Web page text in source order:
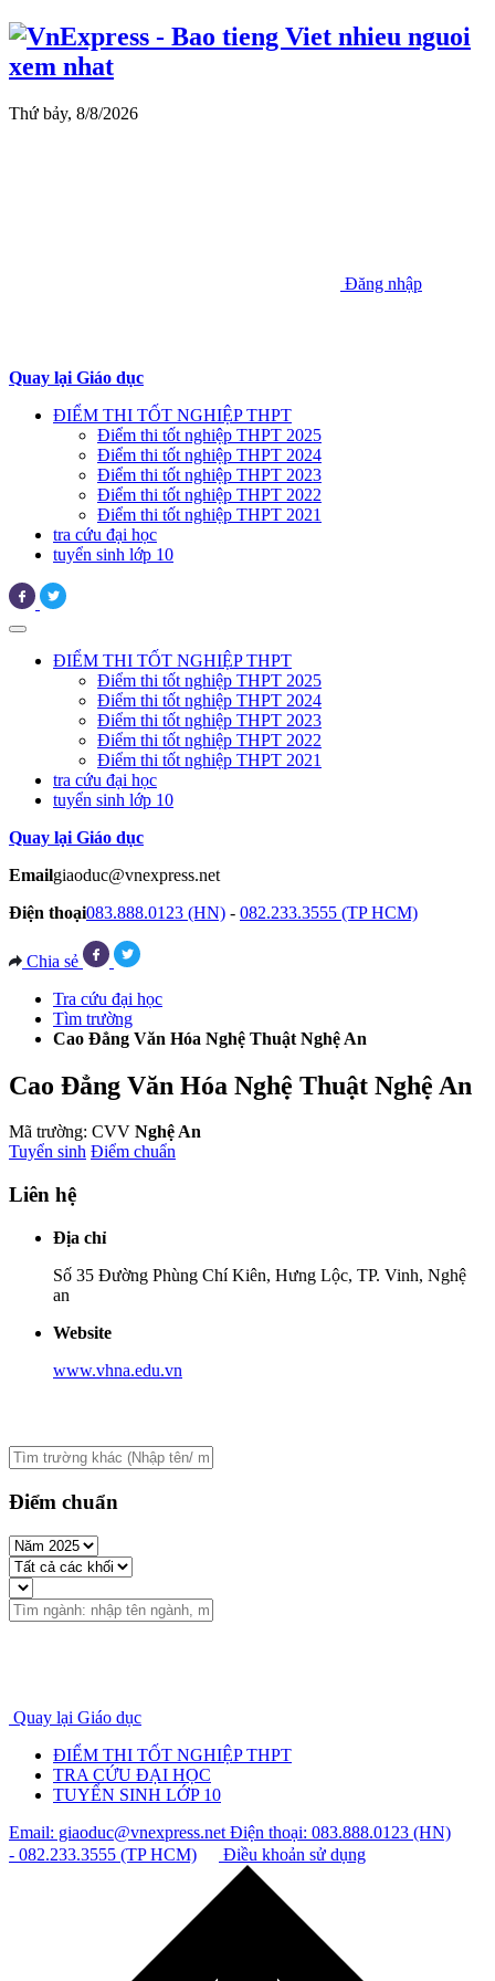
Thứ bảy, 8/8/2026
Đăng nhập
Quay lại Giáo dục
ĐIỂM THI TỐT NGHIỆP THPT
Điểm thi tốt nghiệp THPT 2025
Điểm thi tốt nghiệp THPT 2024
Điểm thi tốt nghiệp THPT 2023
Điểm thi tốt nghiệp THPT 2022
Điểm thi tốt nghiệp THPT 2021
tra cứu đại học
tuyển sinh lớp 10
ĐIỂM THI TỐT NGHIỆP THPT
Điểm thi tốt nghiệp THPT 2025
Điểm thi tốt nghiệp THPT 2024
Điểm thi tốt nghiệp THPT 2023
Điểm thi tốt nghiệp THPT 2022
Điểm thi tốt nghiệp THPT 2021
tra cứu đại học
tuyển sinh lớp 10
Quay lại Giáo dục
Emailgiaoduc@vnexpress.net
Điện thoại083.888.0123 (HN) - 082.233.3555 (TP HCM)
Chia sẻ
Tra cứu đại học
Tìm trường
Cao Đẳng Văn Hóa Nghệ Thuật Nghệ An
Cao Đẳng Văn Hóa Nghệ Thuật Nghệ An
Mã trường: CVV Nghệ An
Tuyển sinh Điểm chuẩn
Liên hệ
Địa chỉ
Số 35 Đường Phùng Chí Kiên, Hưng Lộc, TP. Vinh, Nghệ
an
Website
www.vhna.edu.vn
Điểm chuẩn
Quay lại Giáo dục
ĐIỂM THI TỐT NGHIỆP THPT
TRA CỨU ĐẠI HỌC
TUYỂN SINH LỚP 10
Email: giaoduc@vnexpress.net Điện thoại: 083.888.0123 (HN)
- 082.233.3555 (TP HCM)
Điều khoản sử dụng